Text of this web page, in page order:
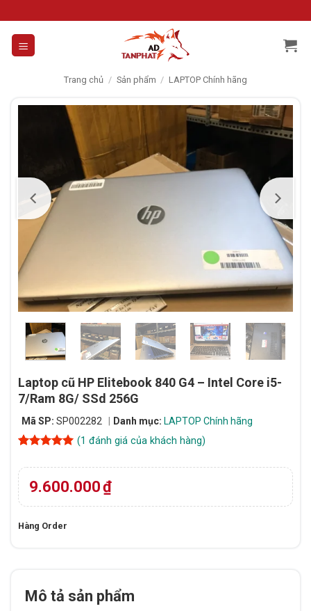
to
content
Trang chủ / Sản phẩm / LAPTOP Chính hãng
Laptop cũ HP Elitebook 840 G4 – Intel Core i5-
7/Ram 8G/ SSd 256G
Mã SP: SP002282 Danh mục: LAPTOP Chính hãng
dựa trên
đánh giá
(1 đánh giá của khách hàng)
9.600.000₫
Hàng Order
Mô tả sản phẩm